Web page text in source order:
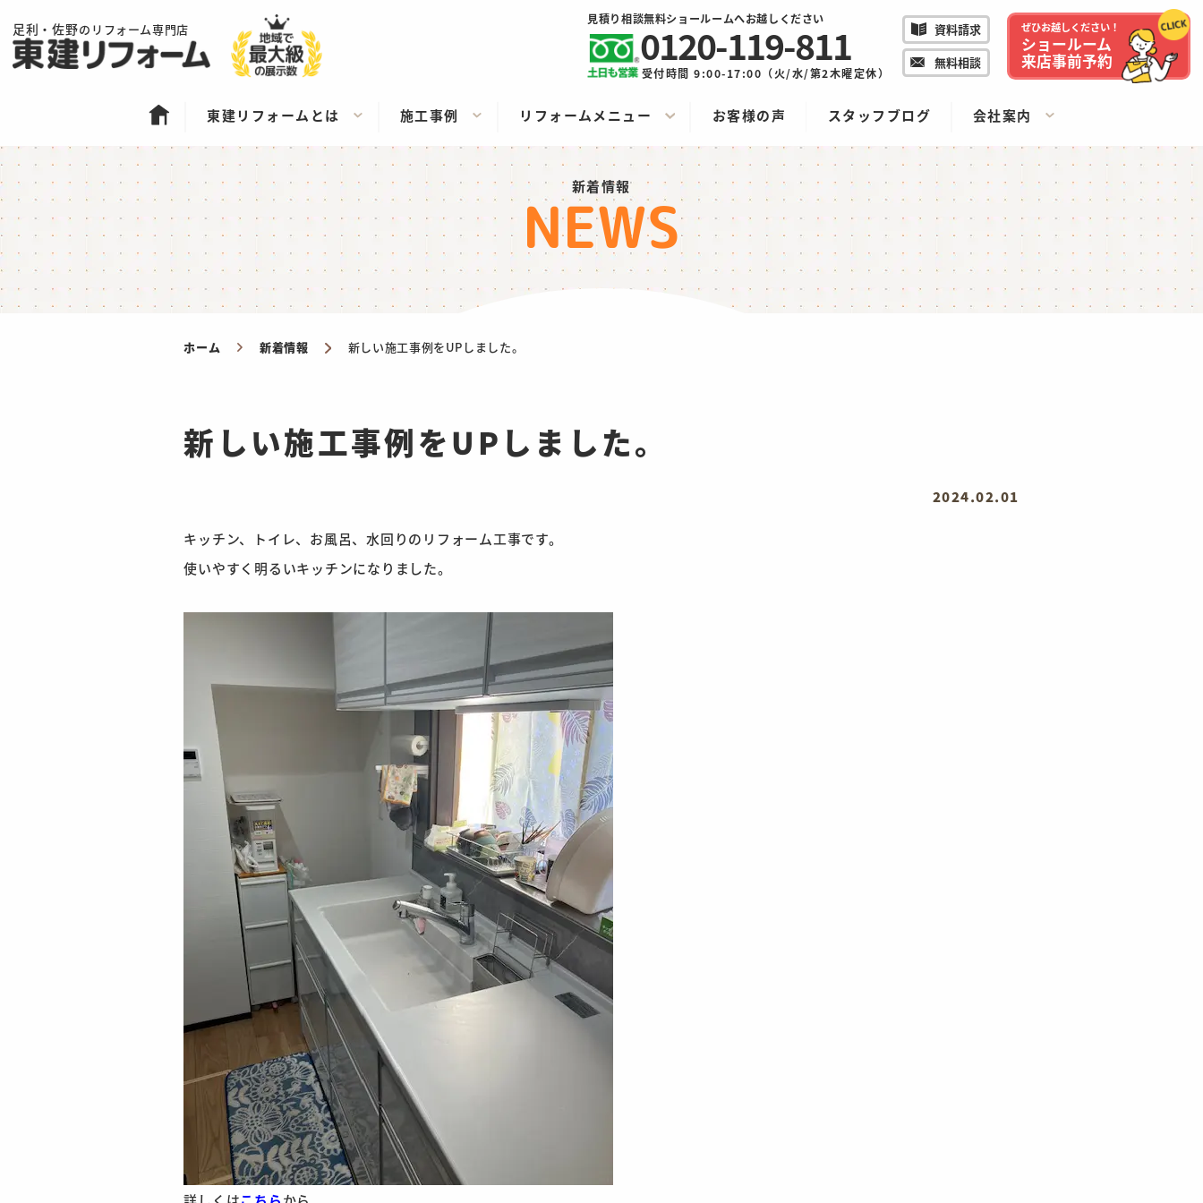
足利・佐野のリフォーム専門店
見積り相談無料ショールームへお越しください
0120-119-811
受付時間 9:00-17:00（火/水/第2木曜定休）
資料請求
無料相談
ぜひお越しください！
ショールーム
来店事前予約
東建リフォームとは 施工事例 リフォームメニュー お客様の声 スタッフブログ 会社案内
新着情報
NEWS
ホーム 新着情報 新しい施工事例をUPしました。
新しい施工事例をUPしました。
2024.02.01
キッチン、トイレ、お風呂、水回りのリフォーム工事です。
使いやすく明るいキッチンになりました。